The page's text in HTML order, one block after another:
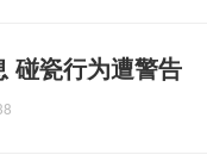
碰瓷行为遭警告